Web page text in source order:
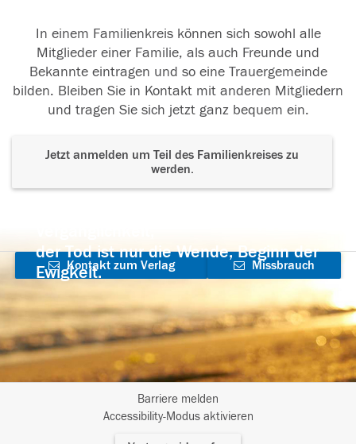
In einem Familienkreis können sich sowohl alle
Mitglieder einer Familie, als auch Freunde und
Bekannte eintragen und so eine Trauergemeinde
bilden. Bleiben Sie in Kontakt mit anderen Mitgliedern
und tragen Sie sich jetzt ganz bequem ein.
Jetzt anmelden um Teil des Familienkreises zu
werden.
der Tod ist nur die Wende, Beginn der
Ewigkeit.
Kontakt zum Verlag
aufnehmen
Missbrauch
Barriere melden
Accessibility-Modus aktivieren